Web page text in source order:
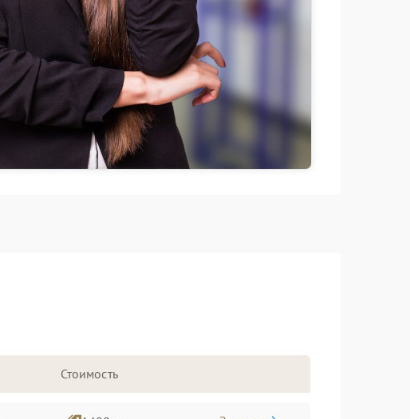
Стоимость